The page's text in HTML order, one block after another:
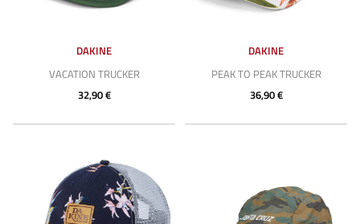
DAKINE
VACATION TRUCKER
32,90 €
DAKINE
PEAK TO PEAK TRUCKER
36,90 €